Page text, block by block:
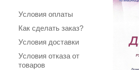
Условия оплаты
Как сделать заказ?
Условия доставки
Условия отказа от
товаров